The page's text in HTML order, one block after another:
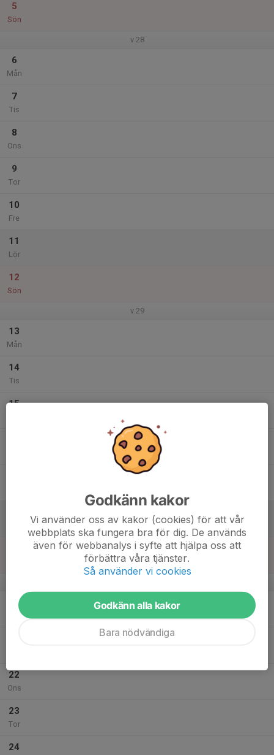
5
Sön
v.28
6
Mån
7
Tis
8
Ons
9
Tor
10
Fre
11
Lör
12
Sön
v.29
13
Mån
14
Tis
15
20
Mån
22
Ons
23
Tor
24
Godkänn kakor
Vi använder oss av kakor (cookies) för att vår
webbplats ska fungera bra för dig. De används
även för webbanalys i syfte att hjälpa oss att
förbättra våra tjänster.
Så använder vi cookies
Godkänn alla kakor
Bara nödvändiga